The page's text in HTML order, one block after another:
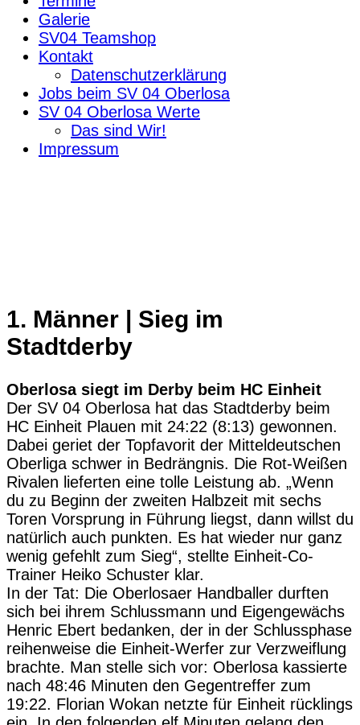
Galerie
SV04 Teamshop
Kontakt
Datenschutzerklärung
Jobs beim SV 04 Oberlosa
SV 04 Oberlosa Werte
Das sind Wir!
Impressum
1. Männer | Sieg im
Stadtderby
Oberlosa siegt im Derby beim HC Einheit
Der SV 04 Oberlosa hat das Stadtderby beim
HC Einheit Plauen mit 24:22 (8:13) gewonnen.
Dabei geriet der Topfavorit der Mitteldeutschen
Oberliga schwer in Bedrängnis. Die Rot-Weißen
Rivalen lieferten eine tolle Leistung ab. „Wenn
du zu Beginn der zweiten Halbzeit mit sechs
Toren Vorsprung in Führung liegst, dann willst du
natürlich auch punkten. Es hat wieder nur ganz
wenig gefehlt zum Sieg“, stellte Einheit-Co-
Trainer Heiko Schuster klar.
In der Tat: Die Oberlosaer Handballer durften
sich bei ihrem Schlussmann und Eigengewächs
Henric Ebert bedanken, der in der Schlussphase
reihenweise die Einheit-Werfer zur Verzweiflung
brachte. Man stelle sich vor: Oberlosa kassierte
nach 48:46 Minuten den Gegentreffer zum
19:22. Florian Wokan netzte für Einheit rücklings